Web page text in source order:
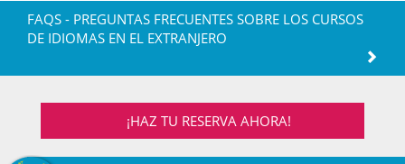
FAQS - PREGUNTAS FRECUENTES SOBRE LOS CURSOS
DE IDIOMAS EN EL EXTRANJERO
¡HAZ TU RESERVA AHORA!